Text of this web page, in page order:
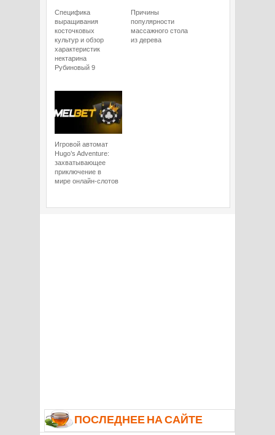
Специфика
выращивания
косточковых
культур и обзор
характеристик
нектарина
Рубиновый 9
Причины
популярности
массажного стола
из дерева
Игровой автомат
Hugo’s Adventure:
захватывающее
приключение в
мире онлайн-слотов
ПОСЛЕДНЕЕ НА САЙТЕ